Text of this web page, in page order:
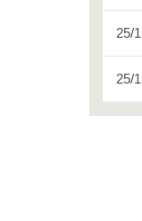
25/
25/